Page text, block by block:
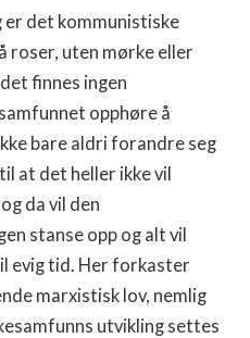
det kommunistiske
roser, uten mørke eller
finnes ingen
opphøre å
bare aldri forandre seg
at det heller ikke vil
da vil den
stanse opp og alt vil
evig tid. Her forkaster
marxistisk lov, nemlig
utvikling settes